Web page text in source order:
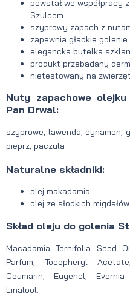
powstał we współpracy
Szulcem
szyprowy zapach z
zapewnia gładkie
elegancka butelka
produkt przebadany
nietestowany na
Nuty zapachowe
Pan Drwal:
szyprowe, lawenda, cynamon,
pieprz, paczula
Naturalne składniki:
olej makadamia
olej ze słodkich migdałów
Skład oleju do golenia
Macadamia Ternifolia Seed
Parfum, Tocopheryl
Coumarin, Eugenol,
Linalool.